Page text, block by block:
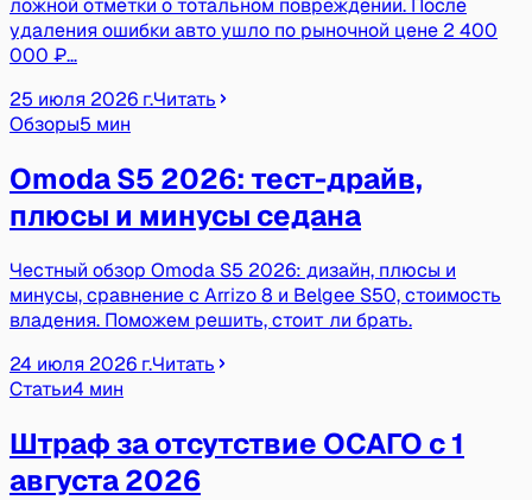
ложной отметки о тотальном повреждении. После
удаления ошибки авто ушло по рыночной цене 2 400
000 ₽…
25 июля 2026 г.Читать
Обзоры5 мин
Omoda S5 2026: тест-драйв,
плюсы и минусы седана
Честный обзор Omoda S5 2026: дизайн, плюсы и
минусы, сравнение с Arrizo 8 и Belgee S50, стоимость
владения. Поможем решить, стоит ли брать.
24 июля 2026 г.Читать
Статьи4 мин
Штраф за отсутствие ОСАГО с 1
августа 2026